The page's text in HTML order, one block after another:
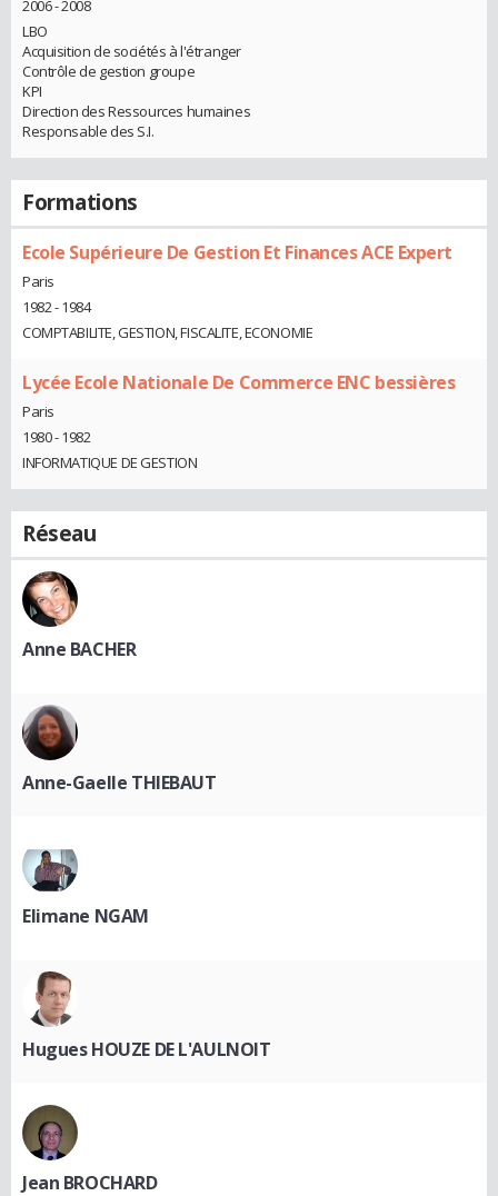
2006 - 2008
LBO
Acquisition de sociétés à l'étranger
Contrôle de gestion groupe
KPI
Direction des Ressources humaines
Responsable des S.I.
Formations
Ecole Supérieure De Gestion Et Finances ACE Expert
Paris
1982 - 1984
COMPTABILITE, GESTION, FISCALITE, ECONOMIE
Lycée Ecole Nationale De Commerce ENC bessières
Paris
1980 - 1982
INFORMATIQUE DE GESTION
Réseau
Anne BACHER
Anne-Gaelle THIEBAUT
Elimane NGAM
Hugues HOUZE DE L'AULNOIT
Jean BROCHARD